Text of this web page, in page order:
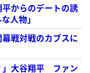
からのデートの誘
人物」
戦対戦のカブスに
」大谷翔平 ファン